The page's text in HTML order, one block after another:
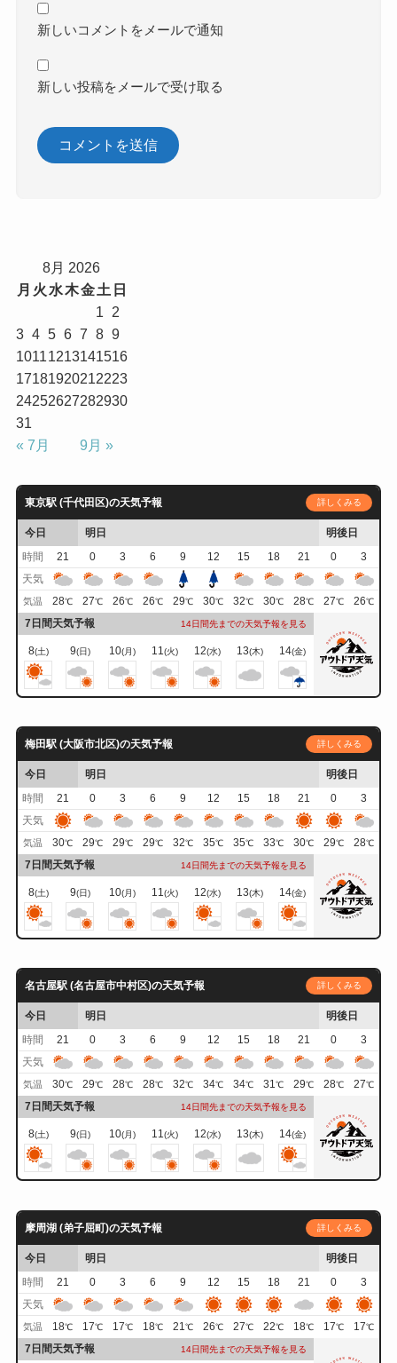
新しいコメントをメールで通知
新しい投稿をメールで受け取る
8月 2026
月 火 水木金土 日
1
2
3 4 5 6 7 8 9
10111213141516
17181920212223
24252627282930
31
« 7月
9月 »
東京駅 (千代田区)の天気予報 詳しくみる
今日 明日
明後日
時間
21 0 3 6 9 12 15 18 21 0
3
天気
気温 28℃ 27℃ 26℃ 26℃ 29℃ 30℃ 32℃ 30℃ 28℃ 27℃ 26℃
7日間天気予報 14日間先までの天気予報を見る
8(土) 9(日) 10(月) 11(火) 12(水) 13(木) 14(金)
梅田駅 (大阪市北区)の天気予報 詳しくみる
今日 明日
明後日
時間
21 0 3 6 9 12 15 18 21 0
3
天気
気温 30℃ 29℃ 29℃ 29℃ 32℃ 35℃ 35℃ 33℃ 30℃ 29℃ 28℃
7日間天気予報 14日間先までの天気予報を見る
8(土) 9(日) 10(月) 11(火) 12(水) 13(木) 14(金)
名古屋駅 (名古屋市中村区)の天気予報 詳しくみる
今日 明日
明後日
時間
21 0 3 6 9 12 15 18 21 0
3
天気
気温 30℃ 29℃ 28℃ 28℃ 32℃ 34℃ 34℃ 31℃ 29℃ 28℃ 27℃
7日間天気予報 14日間先までの天気予報を見る
8(土) 9(日) 10(月) 11(火) 12(水) 13(木) 14(金)
摩周湖 (弟子屈町)の天気予報 詳しくみる
今日 明日
明後日
時間
21 0 3 6 9 12 15 18 21 0
3
天気
気温 18℃ 17℃ 17℃ 18℃ 21℃ 26℃ 27℃ 22℃ 18℃ 17℃ 17℃
7日間天気予報 14日間先までの天気予報を見る